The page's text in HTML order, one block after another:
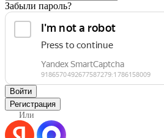
Забыли пароль?
Войти
Регистрация
Или